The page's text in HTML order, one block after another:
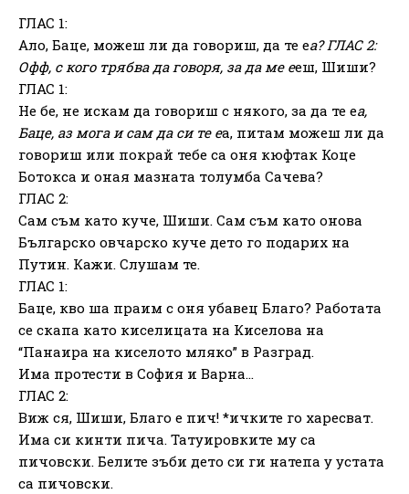
ГЛАС 1:
Ало, Баце, можеш ли да говориш, да те еа? ГЛАС 2:
Офф, с кого трябва да говоря, за да ме ееш, Шиши?
ГЛАС 1:
Не бе, не искам да говориш с някого, за да те еа,
Баце, аз мога и сам да си те еа, питам можеш ли да
говориш или покрай тебе са оня кюфтак Коце
Ботокса и оная мазната толумба Сачева?
ГЛАС 2:
Сам съм като куче, Шиши. Сам съм като онова
Българско овчарско куче дето го подарих на
Путин. Кажи. Слушам те.
ГЛАС 1:
Баце, кво ша праим с оня убавец Благо? Работата
се скапа като киселицата на Киселова на
“Панаира на киселото мляко” в Разград.
Има протести в София и Варна…
ГЛАС 2:
Виж ся, Шиши, Благо е пич! *ичките го харесват.
Има си кинти пича. Татуировките му са
пичовски. Белите зъби дето си ги натепа у устата
са пичовски.